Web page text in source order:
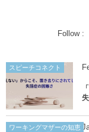
Follow :
スピーチコネクト
ワーキングマザーの知恵